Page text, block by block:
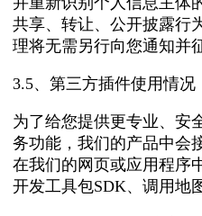
共享、转让、公开披露行
理将无需另行向您通知并
3.5、第三方插件使用情况
为了给您提供更专业、安
务功能，我们的产品中会
在我们的网页或应用程序
开发工具包SDK、调用地